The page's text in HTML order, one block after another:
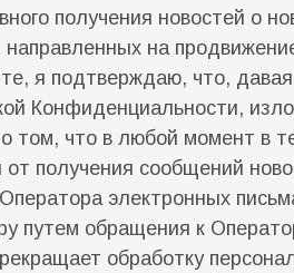
получения новостей о
на
я подтверждаю, что,
Конфиденциальности,
что в любой момент в
получения сообщений
электронных
путем обращения к
обработку